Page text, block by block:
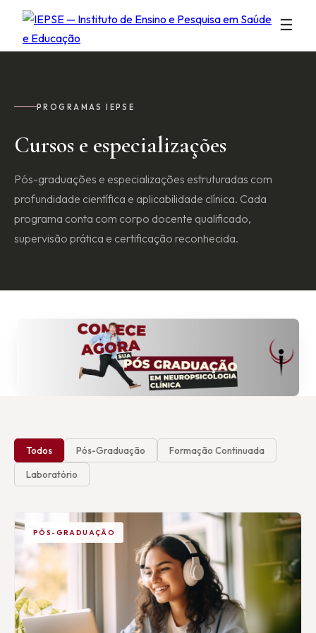
☰
PROGRAMAS IEPSE
Cursos e especializações
Pós-graduações e especializações estruturadas com
profundidade científica e aplicabilidade clínica. Cada
programa conta com corpo docente qualificado,
supervisão prática e certificação reconhecida.
Todos Pós-Graduação Formação Continuada
Laboratório
PÓS-GRADUAÇÃO